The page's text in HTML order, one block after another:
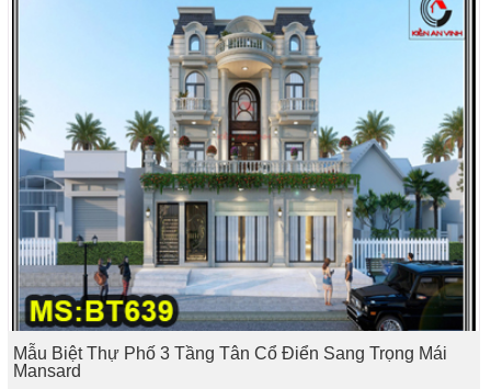
Mẫu Biệt Thự Phố 3 Tầng Tân Cổ Điển Sang Trọng Mái
Mansard